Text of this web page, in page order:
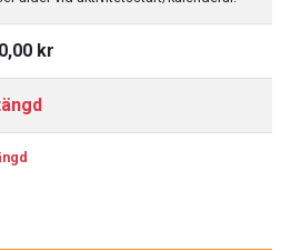
kr